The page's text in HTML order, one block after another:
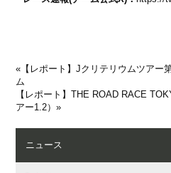
« 【レポート】Jクリテリウムツアー
ム
【レポート】THE ROAD RACE
アー1.2）»
ニュース